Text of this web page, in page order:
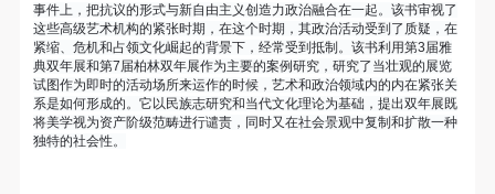
事件上，把抗议的形式与新自由主义创造力政治融合在一起。该书审视了
这些高级艺术机构的紧张时期，在这个时期，其政治活动受到了质疑，在
紧缩、危机和占领文化崛起的背景下，经常受到抵制。该书利用第3届雅
典双年展和第7届柏林双年展作为主要的案例研究，研究了当壮观的展览
试图作为即时的活动场所来运作的时候，艺术和政治领域内的内在紧张关
系是如何形成的。它以民族志研究和当代文化理论为基础，提出双年展既
将美学视为资产阶级范畴进行谴责，同时又在社会景观中复制和扩散一种
独特的社会性。
式转载请联系作者。 关于吴哥，我想大约是我不必多
费口舌去解释每一处寺院的由来和历史，每一个来到
这里的人，多数都会花上个三五日去感受吴哥雄伟壮
观的寺院建筑群。 这里捡几个重要而美的分享。 冷
风起，冬意浓！ 这个冬日的北京刻意显得不那么的温